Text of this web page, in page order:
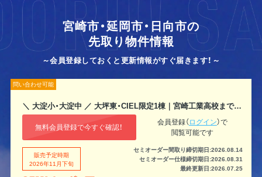
宮崎市・延岡市・日向市の
先取り物件情報
～会員登録しておくと更新情報がすぐ届きます！～
＼ 大淀小・大淀中 ／ 大坪東・CIEL限定1棟｜宮崎工業高校まで車で約2分
無料会員登録で今すぐ確認！
会員登録（ ログイン）で
閲覧可能です
セミオーダー間取り締切期日:2026.08.14
セミオーダー仕様締切期日:2026.08.31
最終更新日:2026.07.25
問い合わせ可能
販売予定時期
2026年11月下旬